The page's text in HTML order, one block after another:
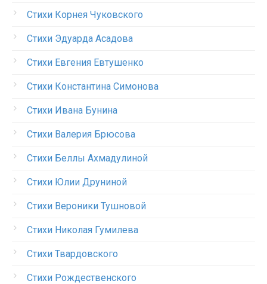
Стихи Корнея Чуковского
Стихи Эдуарда Асадова
Стихи Евгения Евтушенко
Стихи Константина Симонова
Стихи Ивана Бунина
Стихи Валерия Брюсова
Стихи Беллы Ахмадулиной
Стихи Юлии Друниной
Стихи Вероники Тушновой
Стихи Николая Гумилева
Стихи Твардовского
Стихи Рождественского